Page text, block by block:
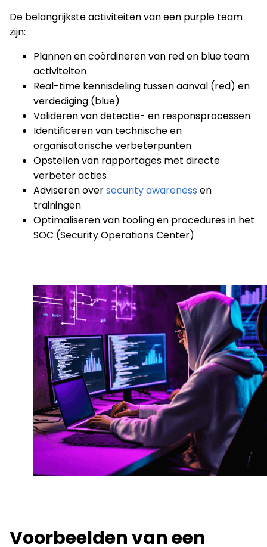
De belangrijkste activiteiten van een purple team
zijn:
Plannen en coördineren van red en blue team
activiteiten
Real-time kennisdeling tussen aanval (red) en
verdediging (blue)
Valideren van detectie- en responsprocessen
Identificeren van technische en
organisatorische verbeterpunten
Opstellen van rapportages met directe
verbeter acties
Adviseren oversecurity awareness en
trainingen
Optimaliseren van tooling en procedures in het
SOC (Security Operations Center)
Voorbeelden van een